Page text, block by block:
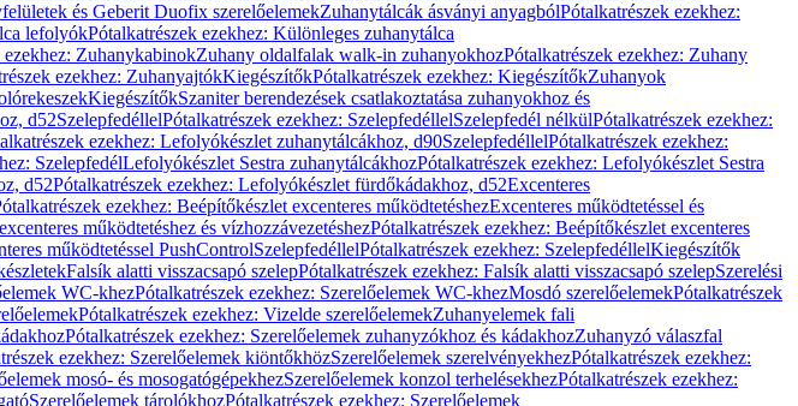
és Geberit Duofix szerelőelemekZuhanytálcák ásványi anyagbólPótalkatrészek ezekhez:
lefolyókPótalkatrészek ezekhez: Különleges zuhanytálca
ezekhez: ZuhanykabinokZuhany oldalfalak walk-in zuhanyokhozPótalkatrészek ezekhez: Zuhany
ezekhez: ZuhanyajtókKiegészítőkPótalkatrészek ezekhez: KiegészítőkZuhanyok
KiegészítőkSzaniter berendezések csatlakoztatása zuhanyokhoz és
d52SzelepfedéllelPótalkatrészek ezekhez: SzelepfedéllelSzelepfedél nélkülPótalkatrészek ezekhez:
ezekhez: Lefolyókészlet zuhanytálcákhoz, d90SzelepfedéllelPótalkatrészek ezekhez:
SzelepfedélLefolyókészlet Sestra zuhanytálcákhozPótalkatrészek ezekhez: Lefolyókészlet Sestra
d52Pótalkatrészek ezekhez: Lefolyókészlet fürdőkádakhoz, d52Excenteres
ezekhez: Beépítőkészlet excenteres működtetéshezExcenteres működtetéssel és
működtetéshez és vízhozzávezetéshezPótalkatrészek ezekhez: Beépítőkészlet excenteres
működtetéssel PushControlSzelepfedéllelPótalkatrészek ezekhez: SzelepfedéllelKiegészítők
Falsík alatti visszacsapó szelepPótalkatrészek ezekhez: Falsík alatti visszacsapó szelepSzerelési
WC-khezPótalkatrészek ezekhez: Szerelőelemek WC-khezMosdó szerelőelemekPótalkatrészek
Pótalkatrészek ezekhez: Vizelde szerelőelemekZuhanyelemek fali
Pótalkatrészek ezekhez: Szerelőelemek zuhanyzókhoz és kádakhozZuhanyzó válaszfal
ezekhez: Szerelőelemek kiöntőkhözSzerelőelemek szerelvényekhezPótalkatrészek ezekhez:
mosó- és mosogatógépekhezSzerelőelemek konzol terhelésekhezPótalkatrészek ezekhez:
Szerelőelemek tárolókhozPótalkatrészek ezekhez: Szerelőelemek